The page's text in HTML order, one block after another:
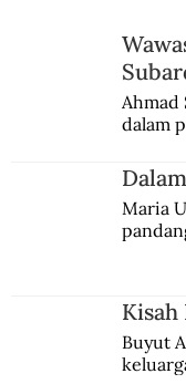
Ahmad
dalam
Jules
Maria
Buyut